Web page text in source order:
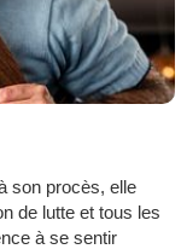
son procès, elle
de lutte et tous les
à se sentir